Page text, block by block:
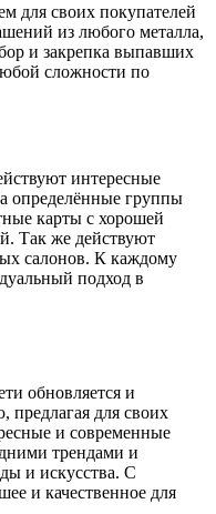
для своих покупателей
из любого металла,
и закрепка выпавших
сложности по
интересные
определённые группы
карты с хорошей
Так же действуют
салонов. К каждому
подход в
обновляется и
предлагая для своих
и современные
трендами и
и искусства. С
и качественное для